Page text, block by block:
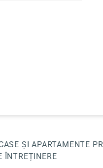
ȘI APARTAMENTE
ÎNTREȚINERE